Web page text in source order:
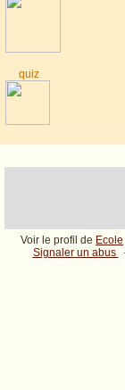
quiz
Voir le profil de Ecole
Signaler un abus